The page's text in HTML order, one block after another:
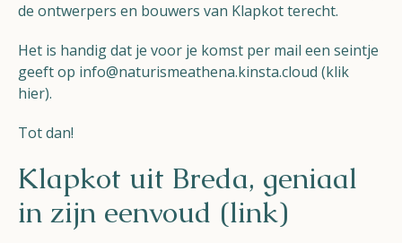
de ontwerpers en bouwers van Klapkot terecht.
Het is handig dat je voor je komst per mail een seintje
geeft op info@naturismeathena.kinsta.cloud (klik
hier).
Tot dan!
Klapkot uit Breda, geniaal
in zijn eenvoud (link)